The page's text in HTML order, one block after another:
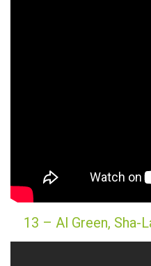
13 – Al Green, Sha-